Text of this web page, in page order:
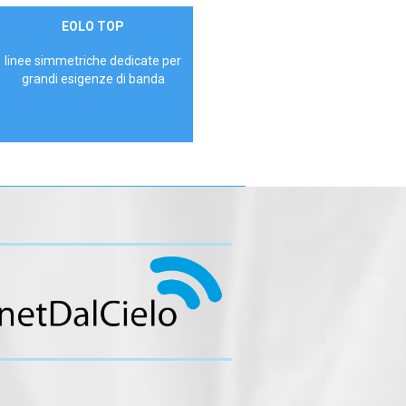
ContattaciEOLO TOP
linee simmetriche dedicate per
grandi esigenze di banda